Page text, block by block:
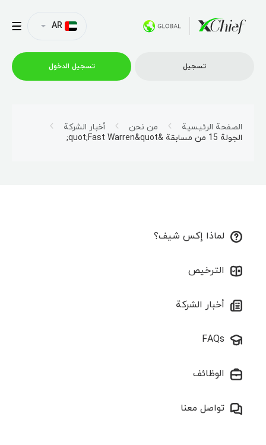
الشراكة
AR
تسجیل تسجیل الدخول
الصفحة الرئيسية من نحن
أخبار الشركة
الجولة 15 من مسابقة &quot;Fast Warren&quot;
لماذا إكس شيف؟
الترخيص
أخبار الشركة
FAQs
الوظائف
تواصل معنا